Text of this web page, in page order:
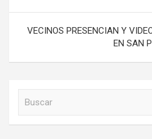
entradas
VECINOS PRESENCIAN Y
EN SAN